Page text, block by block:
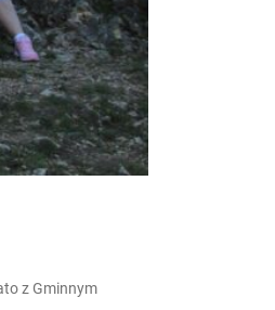
z Gminnym